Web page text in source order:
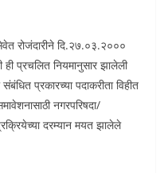
रोजंदारीने दि.२७.०३.२०००
ही प्रचलित नियमानुसार झालेली
प्रकारच्या पदाकरीता विहीत
नगरपरिषदा/
दरम्यान मयत झालेले